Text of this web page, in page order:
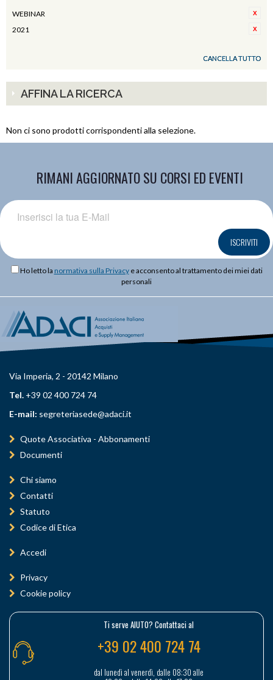
WEBINAR
2021
CANCELLA TUTTO
AFFINA LA RICERCA
Non ci sono prodotti corrispondenti alla selezione.
RIMANI AGGIORNATO SU CORSI ED EVENTI
ISCRIVITI
Ho letto la normativa sulla Privacye acconsento al trattamento dei miei dati
personali
Via Imperia, 2 - 20142 Milano
Tel. +39 02 400 724 74
E-mail: segreteriasede@adaci.it
Quote Associativa - Abbonamenti
Documenti
Chi siamo
Contatti
Statuto
Codice di Etica
Accedi
Privacy
Cookie policy
Ti serve AIUTO? Contattaci al
+39 02 400 724 74
dal lunedì al venerdì, dalle 08:30 alle